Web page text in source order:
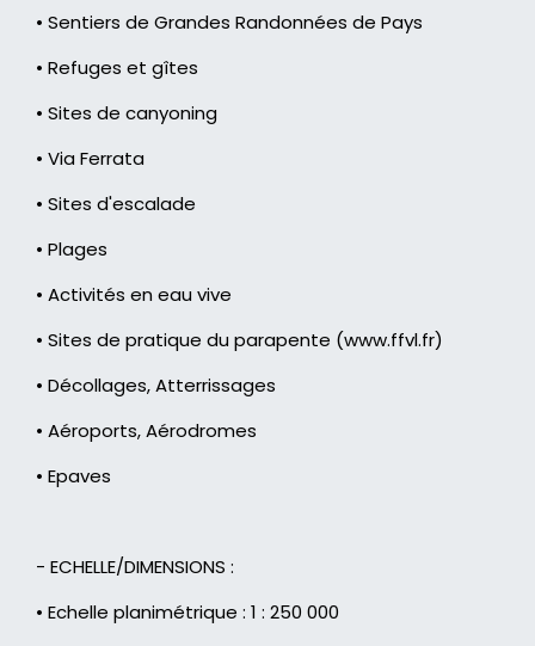
• Sentiers de Grandes Randonnées de Pays
• Refuges et gîtes
• Sites de canyoning
• Via Ferrata
• Sites d'escalade
• Plages
• Activités en eau vive
• Sites de pratique du parapente (www.ffvl.fr)
• Décollages, Atterrissages
• Aéroports, Aérodromes
• Epaves
- ECHELLE/DIMENSIONS :
• Echelle planimétrique : 1 : 250 000